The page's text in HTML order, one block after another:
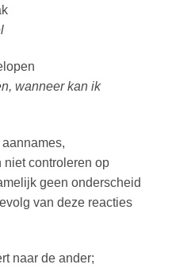
wanneer kan ik
controleren op
geen onderscheid
van deze reacties
naar de ander;